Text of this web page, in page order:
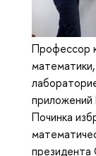
Профессор
Починка
президента